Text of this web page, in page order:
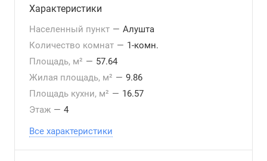
Характеристики
Населенный пункт — Алушта
Количество комнат — 1-комн.
Площадь, м² — 57.64
Жилая площадь, м² — 9.86
Площадь кухни, м² — 16.57
Этаж — 4
Все характеристики